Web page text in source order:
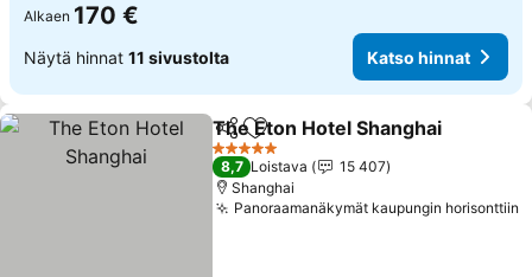
Alkaen 170 €
Näytä hinnat 11 sivustolta Katso hinnat
Jaa Lisää suosikkeihin
The Eton Hotel Shanghai
5 Tähtiluokitus
8,7 Loistava
15 407
Shanghai
Panoraamanäkymät kaupungin horisonttiin